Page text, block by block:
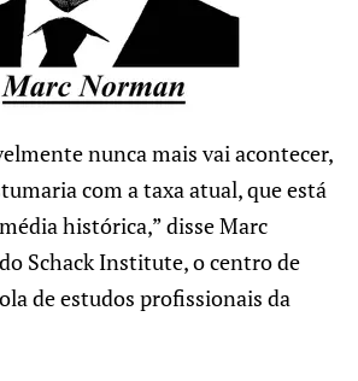
nunca mais vai acontecer,
com a taxa atual, que está
histórica,” disse Marc
Schack Institute, o centro de
de estudos profissionais da